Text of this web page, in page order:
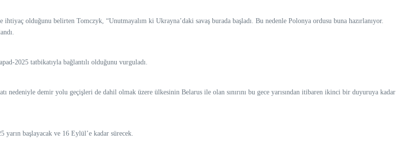
olduğunu belirten Tomczyk, “Unutmayalım ki Ukrayna’daki savaş burada başladı. Bu nedenle Polonya ordusu buna hazırlanıyor.
2025 tatbikatıyla bağlantılı olduğunu vurguladı.
nedeniyle demir yolu geçişleri de dahil olmak üzere ülkesinin Belarus ile olan sınırını bu gece yarısından itibaren ikinci bir duyuruya kadar
başlayacak ve 16 Eylül’e kadar sürecek.